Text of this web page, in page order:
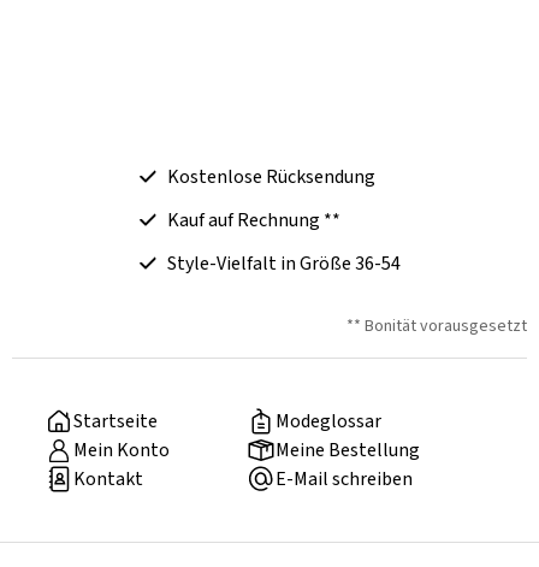
Kostenlose Rücksendung
Kauf auf Rechnung **
Style-Vielfalt in Größe 36-54
** Bonität vorausgesetzt
Startseite
Modeglossar
Mein Konto
Meine Bestellung
Kontakt
E-Mail schreiben